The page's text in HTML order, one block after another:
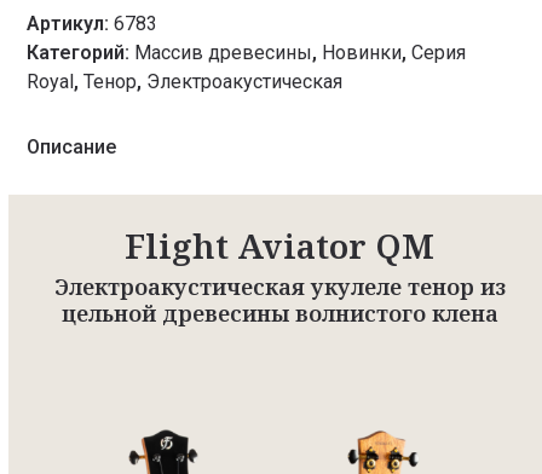
Артикул:6783
Категорий: Массив древесины, Новинки,Серия
Royal ,Тенор, Электроакустическая
Описание
Flight Aviator QM
Электроакустическая укулеле тенор из
цельной древесины волнистого клена